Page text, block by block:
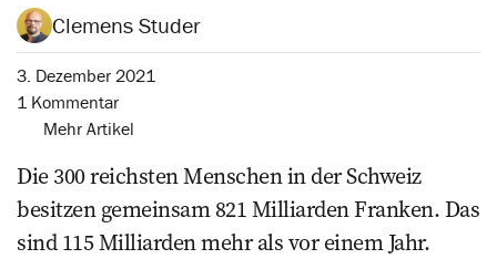
Clemens Studer
3. Dezember 2021
1 Kommentar
Mehr Artikel
Die 300 reichsten ­Menschen in der Schweiz
besitzen ­gemeinsam 821 Milliarden Franken. Das
sind 115 Milliarden mehr als vor einem Jahr.